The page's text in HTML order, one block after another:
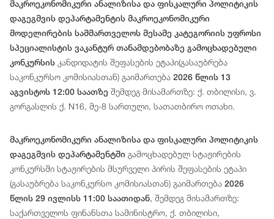
მაკროეკონომიკური ანალიზისა და ფისკალური პოლიტიკის
დაგეგმვის დეპარტამენტის მაკროეკონომიკური
მოდელირების სამმართველოს მესამე კატეგორიის უფროსი
სპეციალისტის ვაკანტურ თანამდებობაზე გამოცხადებული
კონკურსის კანდიდატის შეფასების ეტაპი(გასაუბრება
საკონკურსო კომისიასთან) გაიმართება 2026 წლის 13
აგვისტოს 12:00 საათზე შემდეგ მისამართზე: ქ. თბილისი, ვ.
გორგასლის ქ. N16, მე-8 სართული, სათათბირო ოთახი.
მაკროეკონომიკური ანალიზისა და ფისკალური პოლიტიკის
დაგეგმვის დეპარტამენტში გამოცხადებულ სტაჟირების
კონკურსში სტაჟირების მსურველი პირის შეფასების ეტაპი
(გასაუბრება საკონკურსო კომისიასთან) გაიმართება 2026
წლის 29 ივლისს 11:00 საათიდან, შემდეგ მისამართზე:
საქართველოს ფინანსთა სამინისტრო, ქ. თბილისი,